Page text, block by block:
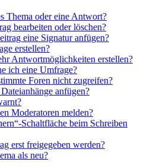
Thema oder eine Antwort?
bearbeiten oder löschen?
eine Signatur anfügen?
erstellen?
Antwortmöglichkeiten erstellen?
ich eine Umfrage?
Foren nicht zugreifen?
anfügen?
Moderatoren melden?
Schaltfläche beim Schreiben
erst freigegeben werden?
als neu?